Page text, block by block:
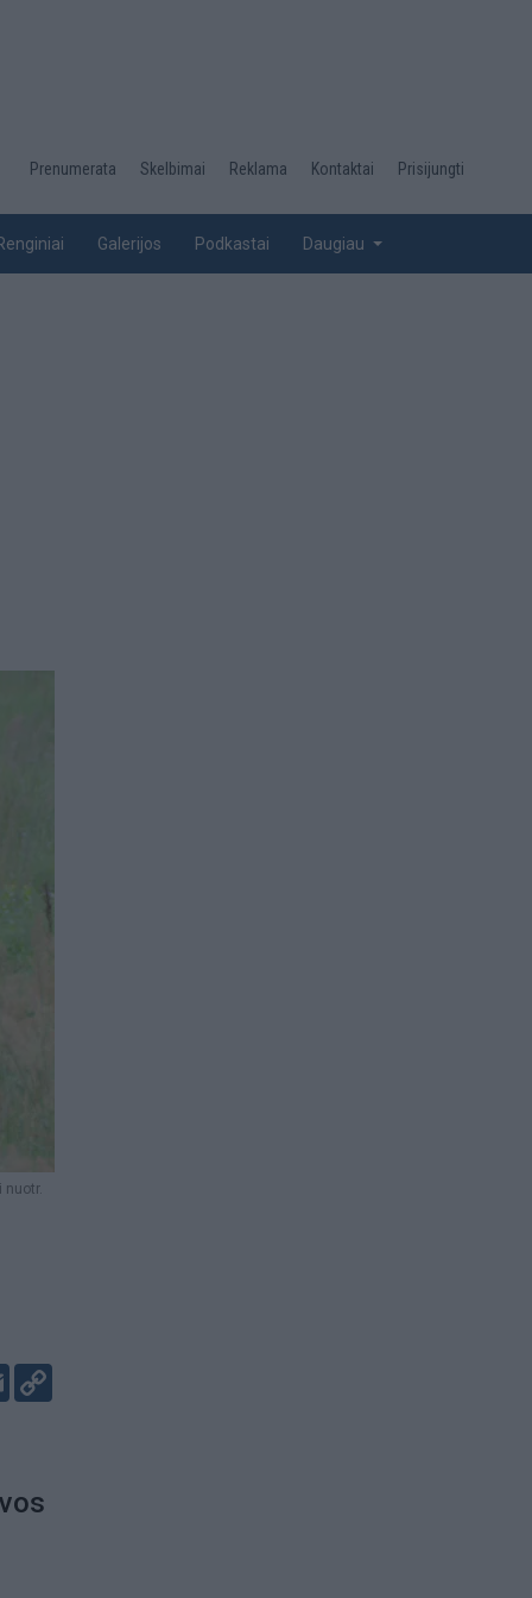
Desktop
top
Prenumerata Skelbimai Reklama Kontaktai Prisijungti
Galerijos Podkastai Daugiau
nuotr.
Email